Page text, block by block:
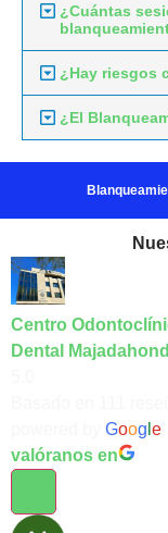
¿Cuántas
¿Hay riesgos
¿El
Centro
Dental
Goog e
valóranos en